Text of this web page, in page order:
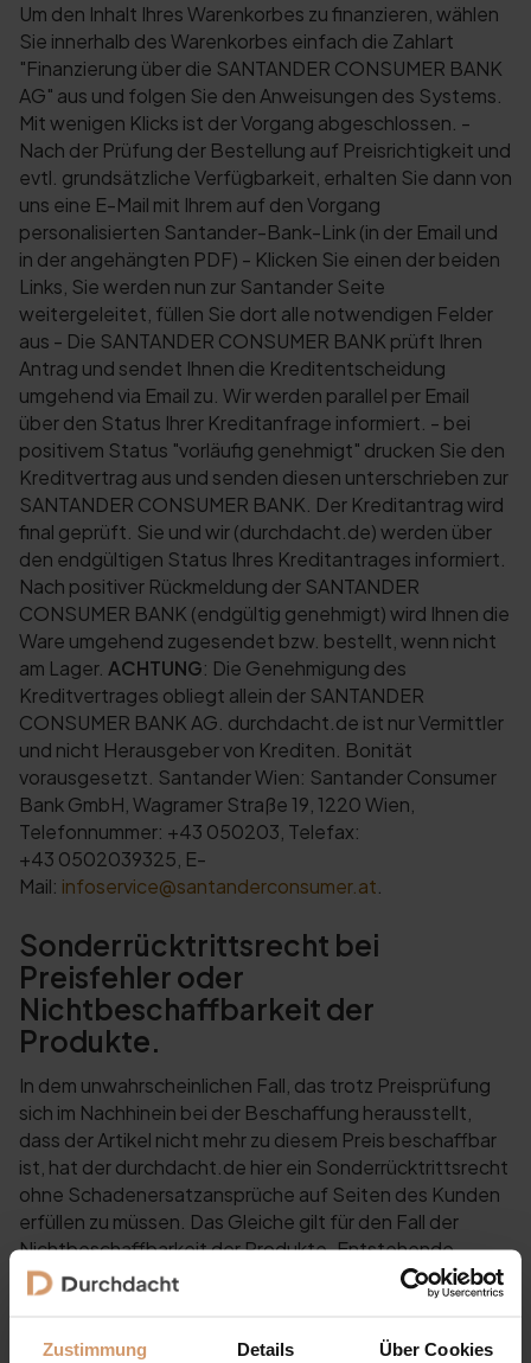
Zustimmung Details Über Cookies
Um den Inhalt Ihres Warenkorbes zu finanzieren, wählen
Sie innerhalb des Warenkorbes einfach die Zahlart
"Finanzierung über die SANTANDER CONSUMER BANK
AG" aus und folgen Sie den Anweisungen des Systems.
Mit wenigen Klicks ist der Vorgang abgeschlossen. -
Nach der Prüfung der Bestellung auf Preisrichtigkeit und
evtl. grundsätzliche Verfügbarkeit, erhalten Sie dann von
uns eine E-Mail mit Ihrem auf den Vorgang
personalisierten Santander-Bank-Link (in der Email und
in der angehängten PDF) - Klicken Sie einen der beiden
Links, Sie werden nun zur Santander Seite
weitergeleitet, füllen Sie dort alle notwendigen Felder
aus - Die SANTANDER CONSUMER BANK prüft Ihren
Antrag und sendet Ihnen die Kreditentscheidung
umgehend via Email zu. Wir werden parallel per Email
über den Status Ihrer Kreditanfrage informiert. - bei
positivem Status "vorläufig genehmigt" drucken Sie den
Kreditvertrag aus und senden diesen unterschrieben zur
SANTANDER CONSUMER BANK. Der Kreditantrag wird
final geprüft. Sie und wir (durchdacht.de) werden über
den endgültigen Status Ihres Kreditantrages informiert.
Nach positiver Rückmeldung der SANTANDER
CONSUMER BANK (endgültig genehmigt) wird Ihnen die
Ware umgehend zugesendet bzw. bestellt, wenn nicht
am Lager. ACHTUNG: Die Genehmigung des
Kreditvertrages obliegt allein der SANTANDER
CONSUMER BANK AG. durchdacht.de ist nur Vermittler
und nicht Herausgeber von Krediten. Bonität
vorausgesetzt. Santander Wien: Santander Consumer
Bank GmbH, Wagramer Straße 19, 1220 Wien,
Telefonnummer: +43 050203, Telefax:
+43 0502039325, E-
Mail: infoservice@santanderconsumer.at.
Sonderrücktrittsrecht bei
Preisfehler oder
Nichtbeschaffbarkeit der
Produkte.
In dem unwahrscheinlichen Fall, das trotz Preisprüfung
sich im Nachhinein bei der Beschaffung herausstellt,
dass der Artikel nicht mehr zu diesem Preis beschaffbar
ist, hat der durchdacht.de hier ein Sonderrücktrittsrecht
ohne Schadenersatzansprüche auf Seiten des Kunden
erfüllen zu müssen. Das Gleiche gilt für den Fall der
Nichtbeschaffbarkeit der Produkte. Entstehende
Kosten von Seiten der Santander Bank trägt das
durchdacht.de.
Preis gilt bei der Finanzierung über 24 Monate ohne